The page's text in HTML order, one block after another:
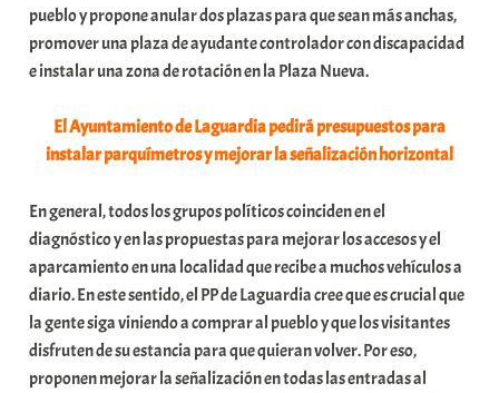
pueblo y propone anular dos plazas para que sean más anchas,
promover una plaza de ayudante controlador con discapacidad
e instalar una zona de rotación en la Plaza Nueva.
El Ayuntamiento de Laguardia pedirá presupuestos para
instalar parquímetros y mejorar la señalización horizontal
En general, todos los grupos políticos coinciden en el
diagnóstico y en las propuestas para mejorar los accesos y el
aparcamiento en una localidad que recibe a muchos vehículos a
diario. En este sentido, el PP de Laguardia cree que es crucial que
la gente siga viniendo a comprar al pueblo y que los visitantes
disfruten de su estancia para que quieran volver. Por eso,
proponen mejorar la señalización en todas las entradas al